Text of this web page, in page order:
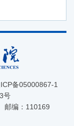
备05000867-1
号
邮编：110169